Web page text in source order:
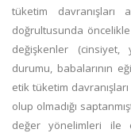
tüketim davranışları
doğrultusunda
değişkenler (cinsiyet,
durumu, babalarının
etik tüketim
olup olmadığı
değer yönelimleri ile